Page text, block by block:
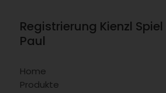
Registrierung Kienzl
Paul
Home
Produkte